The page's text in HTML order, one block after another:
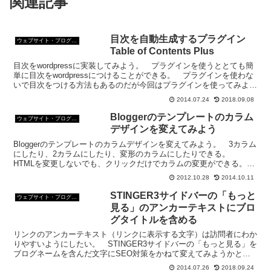
ウェブサイト・ブログ作成
目次を自動生成するプラグイン
Table of Contents Plus
目次をwordpressに実装してみよう。 プラグインを使うととても簡
単に目次をwordpressにつけることができる。 プラグインを使わな
いで目次をつける方法もあるのだが今回はプラグインを使ってみよ
2014.07.24 2018.09.08
ウェブサイト・ブログ作成
Bloggerのテンプレートのカラム
デザインを変えてみよう
Bloggerのテンプレートのカラムデザインを変えてみよう。 3カラム
にしたり、2カラムにしたり、変形のカラムにしたりできる。
HTMLを変更しないでも、クリックだけでカラムの変更ができる。
2012.10.28 2014.10.11
STINGER3サイドバーの「もっと
見る」のアンカーテキストにブロ
グタイトルを含める
リンクのアンカーテキスト（リンクに表示する文字）は訪問者にわか
りやすいようにしたい。 STINGER3サイドバーの「もっと見る」を
ブログネームを含んだ文字にSEO対策をかねて変えてみようかと思
う。 「もっと見る」でTOPページへのリンクだと...
2014.07.26 2018.09.24